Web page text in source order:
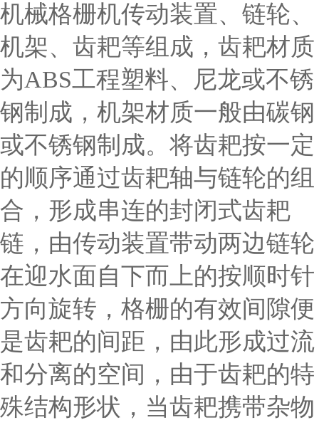
机械格栅机传动装置、链轮、
机架、齿耙等组成，齿耙材质
为ABS工程塑料、尼龙或不锈
钢制成，机架材质一般由碳钢
或不锈钢制成。将齿耙按一定
的顺序通过齿耙轴与链轮的组
合，形成串连的封闭式齿耙
链，由传动装置带动两边链轮
在迎水面自下而上的按顺时针
方向旋转，格栅的有效间隙便
是齿耙的间距，由此形成过流
和分离的空间，由于齿耙的特
殊结构形状，当齿耙携带杂物